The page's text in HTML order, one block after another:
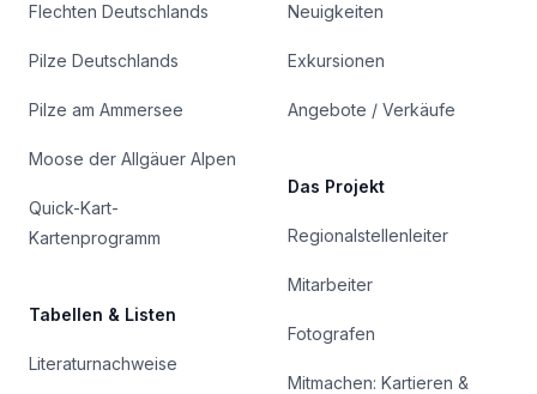
Flechten Deutschlands
Pilze Deutschlands
Pilze am Ammersee
Moose der Allgäuer Alpen
Quick-Kart-
Kartenprogramm
Tabellen & Listen
Literaturnachweise
Neuigkeiten
Exkursionen
Angebote / Verkäufe
Das Projekt
Regionalstellenleiter
Mitarbeiter
Fotografen
Mitmachen: Kartieren &